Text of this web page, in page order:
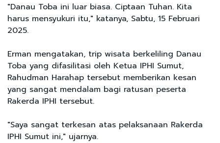
"Danau Toba ini luar biasa. Ciptaan Tuhan. Kita
harus mensyukuri itu," katanya, Sabtu, 15 Februari
2025.
Erman mengatakan, trip wisata berkeliling Danau
Toba yang difasilitasi oleh Ketua IPHI Sumut,
Rahudman Harahap tersebut memberikan kesan
yang sangat mendalam bagi ratusan peserta
Rakerda IPHI tersebut.
"Saya sangat terkesan atas pelaksanaan Rakerda
IPHI Sumut ini," ujarnya.